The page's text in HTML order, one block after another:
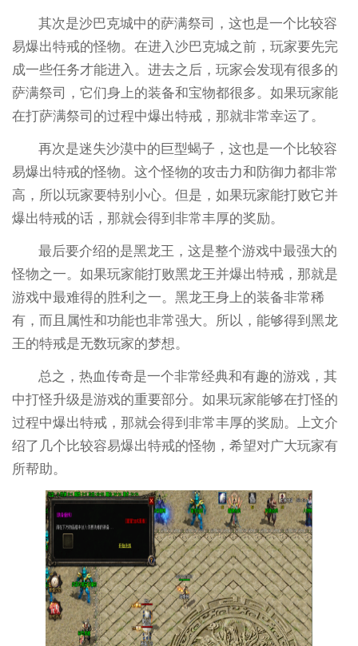
其次是沙巴克城中的萨满祭司，这也是一个比较容
易爆出特戒的怪物。在进入沙巴克城之前，玩家要先完
成一些任务才能进入。进去之后，玩家会发现有很多的
萨满祭司，它们身上的装备和宝物都很多。如果玩家能
在打萨满祭司的过程中爆出特戒，那就非常幸运了。
再次是迷失沙漠中的巨型蝎子，这也是一个比较容
易爆出特戒的怪物。这个怪物的攻击力和防御力都非常
高，所以玩家要特别小心。但是，如果玩家能打败它并
爆出特戒的话，那就会得到非常丰厚的奖励。
最后要介绍的是黑龙王，这是整个游戏中最强大的
怪物之一。如果玩家能打败黑龙王并爆出特戒，那就是
游戏中最难得的胜利之一。黑龙王身上的装备非常稀
有，而且属性和功能也非常强大。所以，能够得到黑龙
王的特戒是无数玩家的梦想。
总之，热血传奇是一个非常经典和有趣的游戏，其
中打怪升级是游戏的重要部分。如果玩家能够在打怪的
过程中爆出特戒，那就会得到非常丰厚的奖励。上文介
绍了几个比较容易爆出特戒的怪物，希望对广大玩家有
所帮助。